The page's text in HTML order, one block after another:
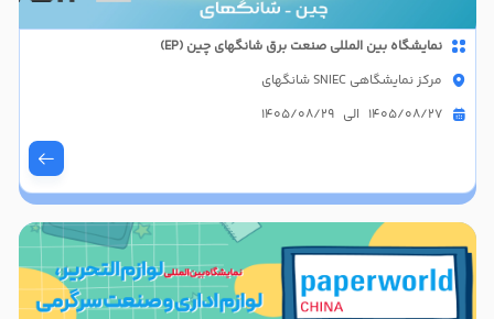
نمایشگاه بین المللی صنعت برق شانگهای چین (EP)
مرکز نمایشگاهی SNIEC شانگهای
1405/08/27 الی 1405/08/29